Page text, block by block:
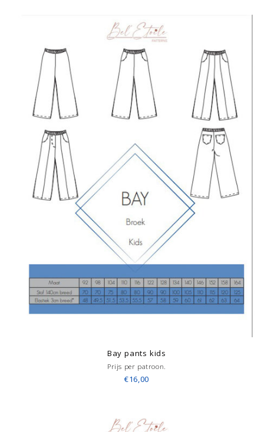
Bay pants kids
Prijs per patroon.
€16,00